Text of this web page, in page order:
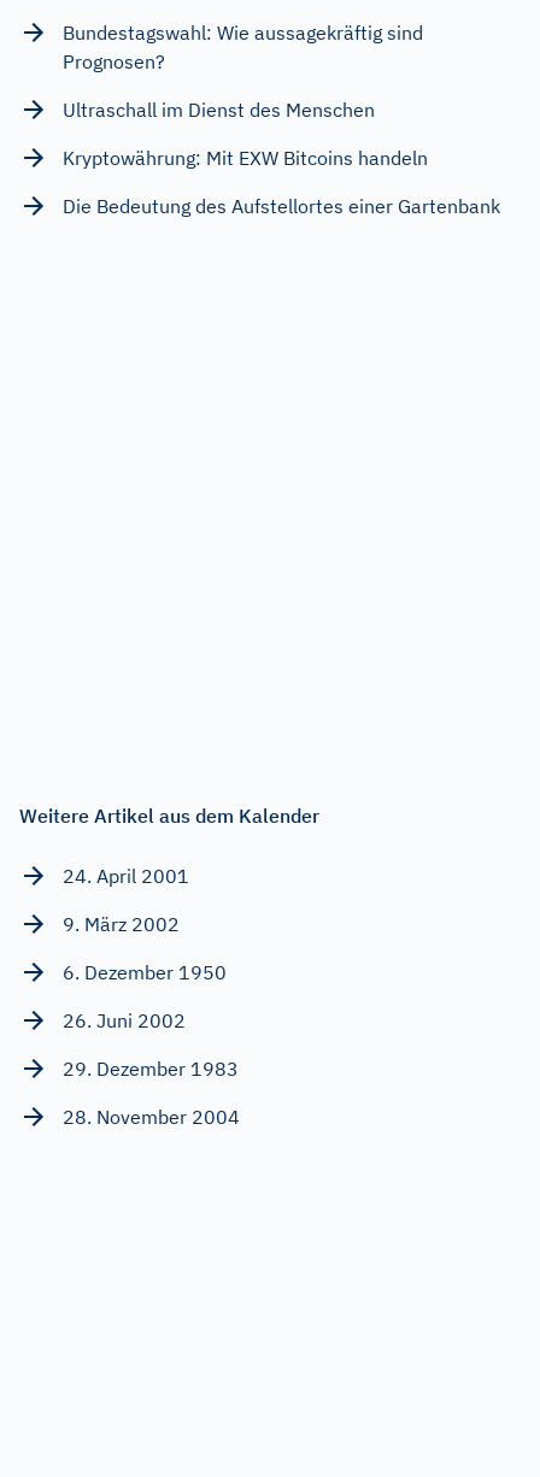
Bundestagswahl: Wie aussagekräftig sind
Prognosen?
Ultraschall im Dienst des Menschen
Kryptowährung: Mit EXW Bitcoins handeln
Die Bedeutung des Aufstellortes einer Gartenbank
Weitere Artikel aus dem Kalender
24. April 2001
9. März 2002
6. Dezember 1950
26. Juni 2002
29. Dezember 1983
28. November 2004